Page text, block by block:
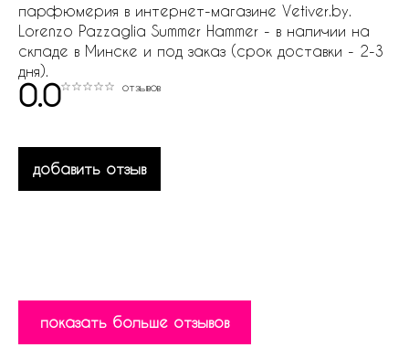
парфюмерия в интернет-магазине Vetiver.by.
Lorenzo Pazzaglia Summer Hammer - в наличии на
складе в Минске и под заказ (срок доставки - 2-3
дня).
0.0 отзывов
добавить отзыв
показать больше отзывов